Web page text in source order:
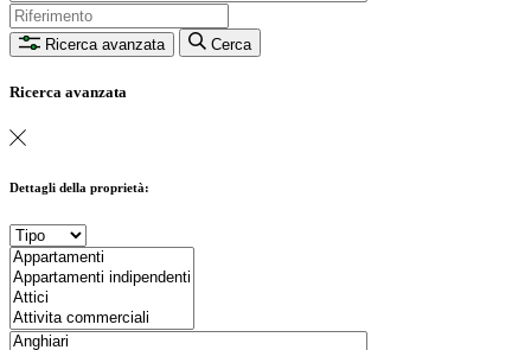
Ricerca avanzata Cerca
Ricerca avanzata
Dettagli della proprietà: